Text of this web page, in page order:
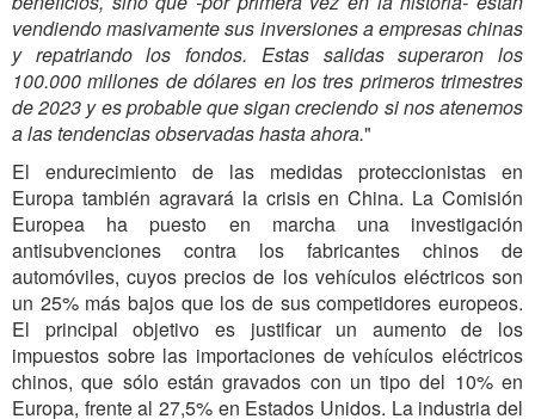
vendiendo masivamente sus inversiones a empresas chinas
y repatriando los fondos. Estas salidas superaron los
100.000 millones de dólares en los tres primeros trimestres
de 2023 y es probable que sigan creciendo si nos atenemos
a las tendencias observadas hasta ahora."
El endurecimiento de las medidas proteccionistas en
Europa también agravará la crisis en China. La Comisión
Europea ha puesto en marcha una investigación
antisubvenciones contra los fabricantes chinos de
automóviles, cuyos precios de los vehículos eléctricos son
un 25% más bajos que los de sus competidores europeos.
El principal objetivo es justificar un aumento de los
impuestos sobre las importaciones de vehículos eléctricos
chinos, que sólo están gravados con un tipo del 10% en
Europa, frente al 27,5% en Estados Unidos. La industria del